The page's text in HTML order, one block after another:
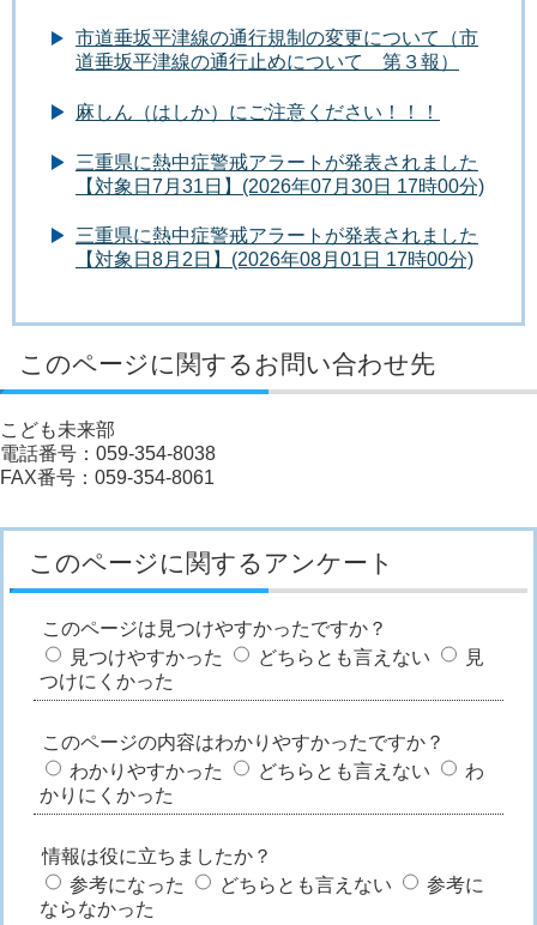
市道垂坂平津線の通行規制の変更について（市
道垂坂平津線の通行止めについて 第３報）
麻しん（はしか）にご注意ください！！！
三重県に熱中症警戒アラートが発表されました
【対象日7月31日】(2026年07月30日 17時00分)
三重県に熱中症警戒アラートが発表されました
【対象日8月2日】(2026年08月01日 17時00分)
このページに関するお問い合わせ先
こども未来部
電話番号：059-354-8038
FAX番号：059-354-8061
このページに関するアンケート
このページは見つけやすかったですか？
見つけやすかった
どちらとも言えない
見
つけにくかった
このページの内容はわかりやすかったですか？
わかりやすかった
どちらとも言えない
わ
かりにくかった
情報は役に立ちましたか？
参考になった
どちらとも言えない
参考に
ならなかった